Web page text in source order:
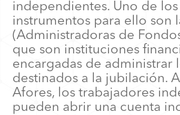
independientes. Uno de
instrumentos para ello son
(Administradoras de
que son instituciones
encargadas de administrar
destinados a la jubilación.
Afores, los trabajadores
pueden abrir una cuenta